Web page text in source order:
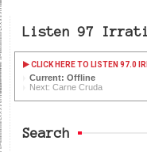
Listen 97
CLICK HERE TO LISTEN 97.0
Current: Offline
Next: Carne Cruda
Search